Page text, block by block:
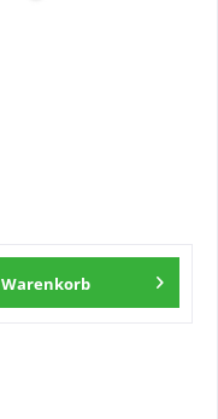
Warenkorb